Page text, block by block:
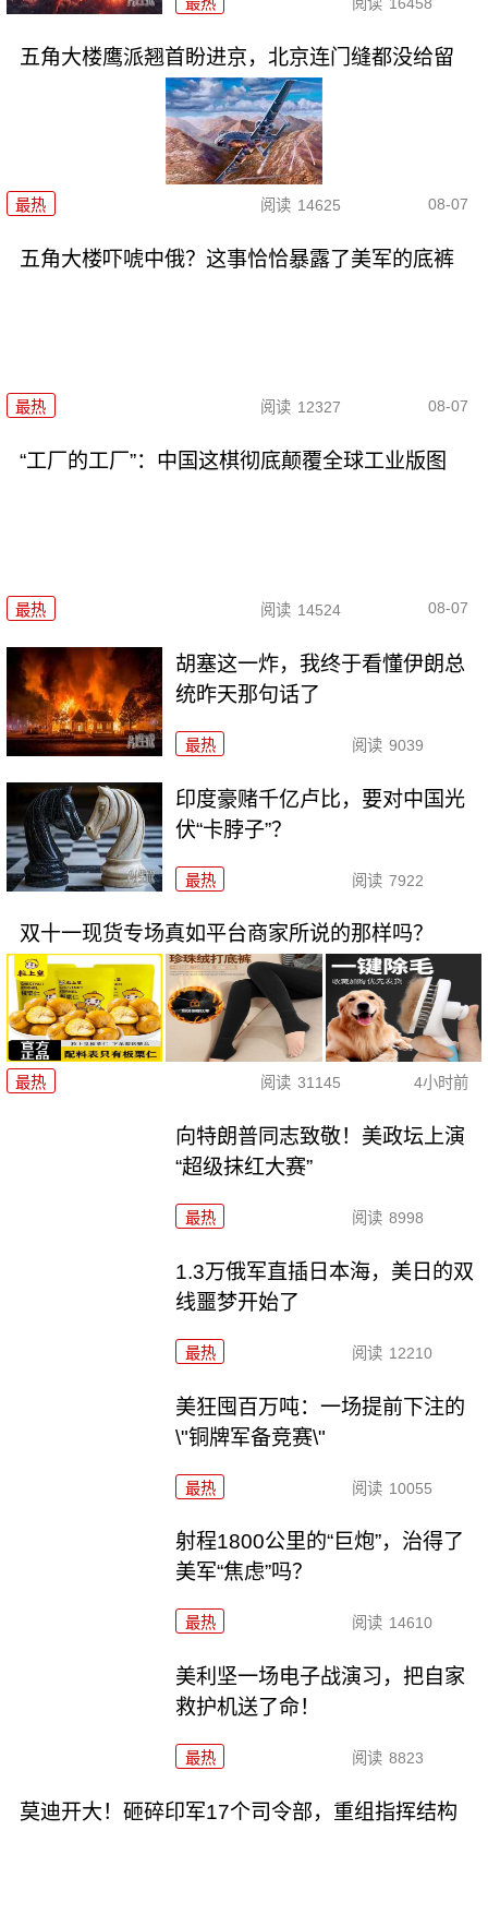
五角大楼鹰派翘首盼进京，北京连门缝都没给留
最热 阅读 14625 08-07
五角大楼吓唬中俄？这事恰恰暴露了美军的底裤
最热 阅读 12327 08-07
“工厂的工厂”：中国这棋彻底颠覆全球工业版图
最热 阅读 14524 08-07
胡塞这一炸，我终于看懂伊朗总
统昨天那句话了
最热 阅读 9039
印度豪赌千亿卢比，要对中国光
伏“卡脖子”？
最热 阅读 7922
双十一现货专场真如平台商家所说的那样吗？
最热 阅读 31145 4小时前
向特朗普同志致敬！美政坛上演
“超级抹红大赛”
最热 阅读 8998
1.3万俄军直插日本海，美日的双
线噩梦开始了
最热 阅读 12210
美狂囤百万吨：一场提前下注的
\"铜牌军备竞赛\"
最热 阅读 10055
射程1800公里的“巨炮”，治得了
美军“焦虑”吗？
最热 阅读 14610
美利坚一场电子战演习，把自家
救护机送了命！
最热 阅读 8823
莫迪开大！砸碎印军17个司令部，重组指挥结构